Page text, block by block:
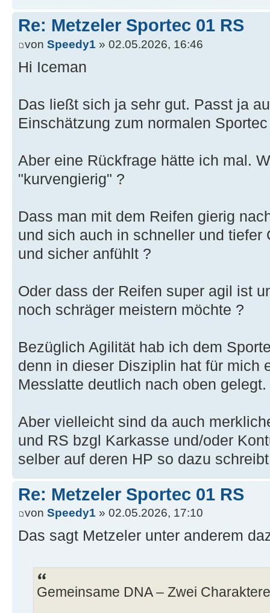
Re: Metzeler Sportec 01 RS
von Speedy1 » 02.05.2026, 16:46
Hi Iceman
Das ließt sich ja sehr gut. Passt ja
Einschätzung zum normalen
Aber eine Rückfrage hätte ich mal.
"kurvengierig" ?
Dass man mit dem Reifen gierig
und sich auch in schneller und tiefer
und sicher anfühlt ?
Oder dass der Reifen super agil ist
noch schräger meistern möchte ?
Bezüglich Agilität hab ich dem
denn in dieser Disziplin hat für mich
Messlatte deutlich nach oben gelegt.
Aber vielleicht sind da auch
und RS bzgl Karkasse und/oder
selber auf deren HP so dazu
Re: Metzeler Sportec 01 RS
von Speedy1 » 02.05.2026, 17:10
Das sagt Metzeler unter anderem
Gemeinsame DNA – Zwei Charaktere